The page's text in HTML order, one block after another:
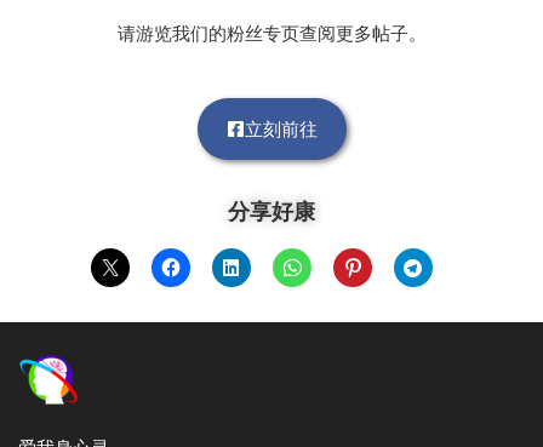
请游览我们的粉丝专页查阅更多帖子。
立刻前往
分享好康